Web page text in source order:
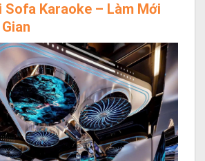
Sofa Karaoke – Làm Mới